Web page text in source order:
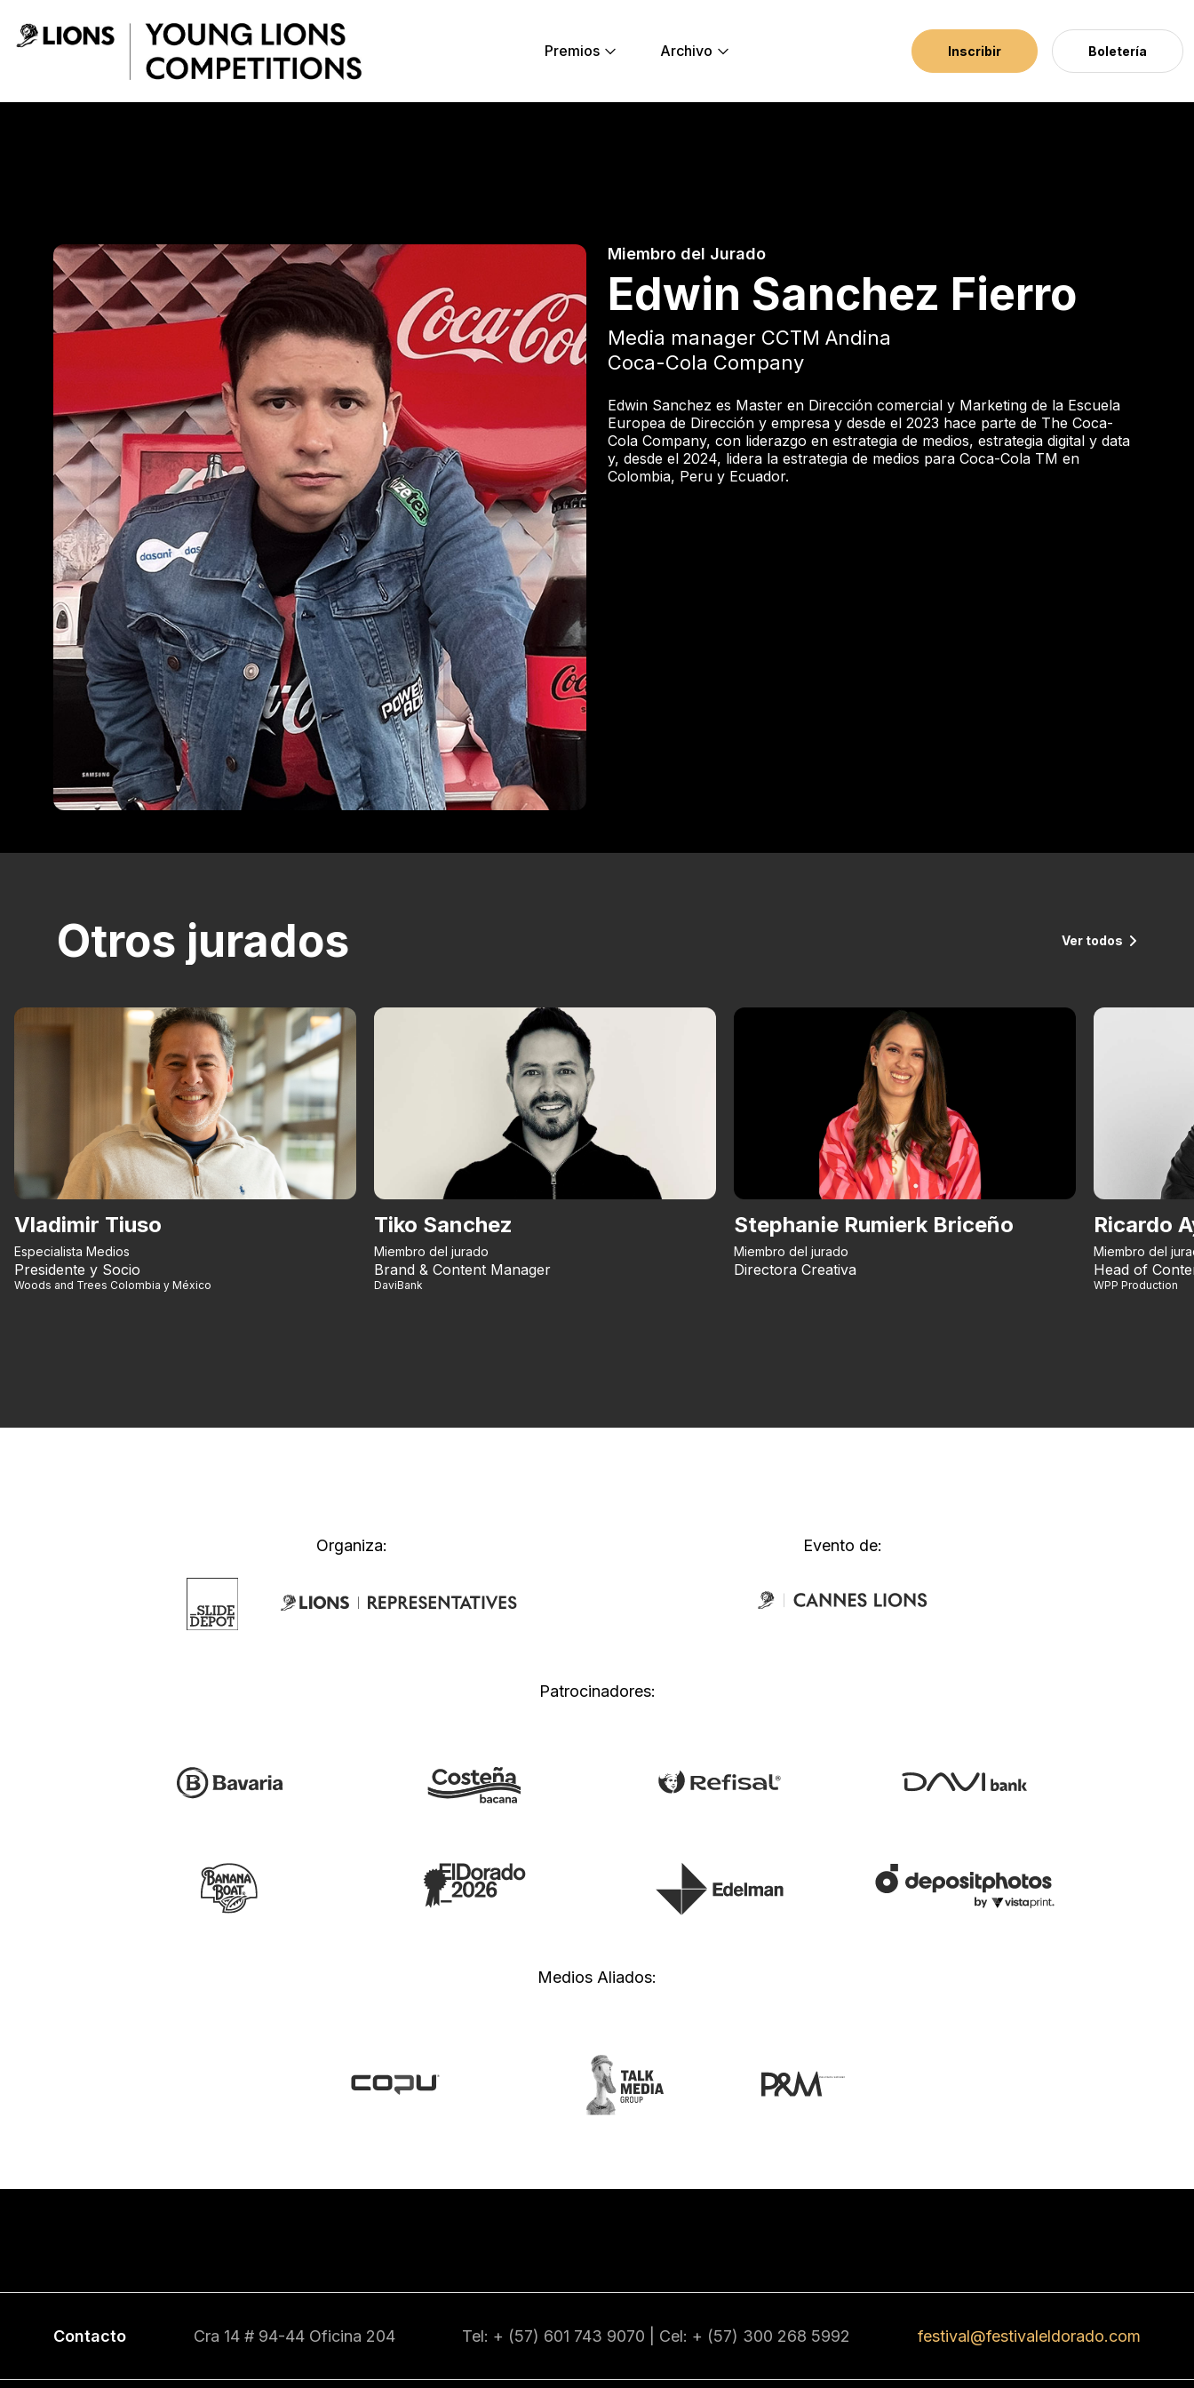
Premios
Archivo Inscribir Boletería
Miembro del Jurado
Edwin Sanchez Fierro
Media manager CCTM Andina
Coca-Cola Company
Edwin Sanchez es Master en Dirección comercial y Marketing de la Escuela
Europea de Dirección y empresa y desde el 2023 hace parte de The Coca-
Cola Company, con liderazgo en estrategia de medios, estrategia digital y data
y, desde el 2024, lidera la estrategia de medios para Coca-Cola TM en
Colombia, Peru y Ecuador.
Otros jurados Ver todos
Vladimir Tiuso
Especialista Medios
Presidente y Socio
Woods and Trees Colombia y México
Tiko Sanchez
Miembro del jurado
Brand & Content Manager
DaviBank
Stephanie Rumierk Briceño
Miembro del jurado
Directora Creativa
Ricardo
Miembro del
Head of
WPP Production
Organiza: Evento de:
Patrocinadores:
Medios Aliados:
Contacto Cra 14 # 94-44 Oficina 204 Tel: + (57) 601 743 9070 | Cel: + (57) 300 268 5992 festival@festivaleldorado.com